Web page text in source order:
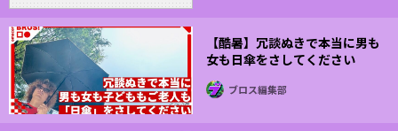
【酷暑】冗談ぬきで本当に男も
女も日傘をさしてください
ブロス編集部